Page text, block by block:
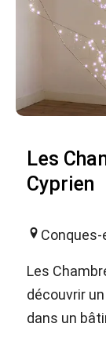
Les
Cyprien
Conques-
Les
découvrir
dans un